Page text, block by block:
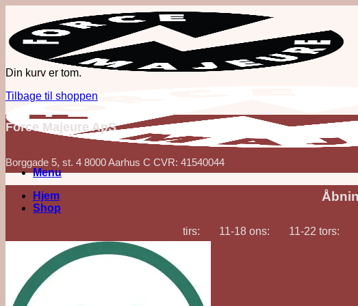
indhold
Menu
Hjem
Shop
Korn
Akvavit & Snaps
Gin
Din kurv er tom.
Tilbage til shoppen
Force Majeure ApS
Borggade 5, st. 4 8000 Aarhus C CVR: 41540044
tirs: 11-18 ons: 11-22 tors: